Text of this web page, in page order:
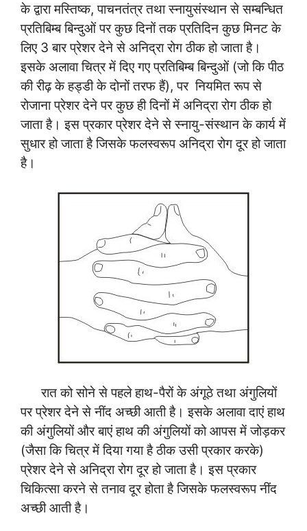
के द्वारा मस्तिष्क, पाचनतंत्र तथा स्नायुसंस्थान से सम्बन्धित
प्रतिबिम्ब बिन्दुओं पर कुछ दिनों तक प्रतिदिन कुछ मिनट के
लिए 3 बार प्रेशर देने से अनिद्रा रोग ठीक हो जाता है।
इसके अलावा चित्र में दिए गए प्रतिबिम्ब बिन्दुओं (जो कि पीठ
की रीढ़ के हड्डी के दोनों तरफ हैं), पर नियमित रूप से
रोजाना प्रेशर देने पर कुछ ही दिनों में अनिद्रा रोग ठीक हो
जाता है। इस प्रकार प्रेशर देने से स्नायु-संस्थान के कार्य में
सुधार हो जाता है जिसके फलस्वरूप अनिद्रा रोग दूर हो जाता
है।
रात को सोने से पहले हाथ-पैरों के अंगूठे तथा अंगुलियों
पर प्रेशर देने से नींद अच्छी आती है। इसके अलावा दाएं हाथ
की अंगुलियों और बाएं हाथ की अंगुलियों को आपस में जोड़कर
(जैसा कि चित्र में दिया गया है ठीक उसी प्रकार करके)
प्रेशर देने से अनिद्रा रोग दूर हो जाता है। इस प्रकार
चिकित्सा करने से तनाव दूर होता है जिसके फलस्वरूप नींद
अच्छी आती है।